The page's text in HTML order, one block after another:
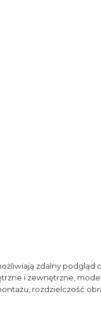
zdalny podgląd
i zewnętrzne,
rozdzielczość